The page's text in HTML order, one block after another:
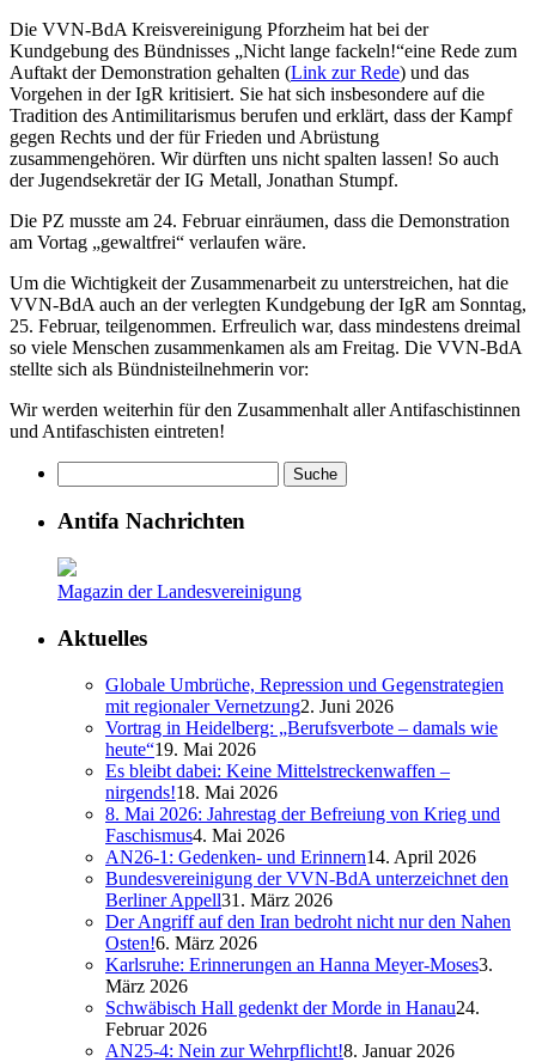
Die VVN-BdA Kreisvereinigung Pforzheim hat bei der
Kundgebung des Bündnisses „Nicht lange fackeln!“eine Rede zum
Auftakt der Demonstration gehalten (Link zur Rede) und das
Vorgehen in der IgR kritisiert. Sie hat sich insbesondere auf die
Tradition des Antimilitarismus berufen und erklärt, dass der Kampf
gegen Rechts und der für Frieden und Abrüstung
zusammengehören. Wir dürften uns nicht spalten lassen! So auch
der Jugendsekretär der IG Metall, Jonathan Stumpf.
Die PZ musste am 24. Februar einräumen, dass die Demonstration
am Vortag „gewaltfrei“ verlaufen wäre.
Um die Wichtigkeit der Zusammenarbeit zu unterstreichen, hat die
VVN-BdA auch an der verlegten Kundgebung der IgR am Sonntag,
25. Februar, teilgenommen. Erfreulich war, dass mindestens dreimal
so viele Menschen zusammenkamen als am Freitag. Die VVN-BdA
stellte sich als Bündnisteilnehmerin vor:
Wir werden weiterhin für den Zusammenhalt aller Antifaschistinnen
und Antifaschisten eintreten!
Antifa Nachrichten
Magazin der Landesvereinigung
Aktuelles
Globale Umbrüche, Repression und Gegenstrategien
mit regionaler Vernetzung2. Juni 2026
Vortrag in Heidelberg: „Berufsverbote – damals wie
heute“19. Mai 2026
Es bleibt dabei: Keine Mittelstreckenwaffen –
nirgends!18. Mai 2026
8. Mai 2026: Jahrestag der Befreiung von Krieg und
Faschismus4. Mai 2026
AN26-1: Gedenken- und Erinnern14. April 2026
Bundesvereinigung der VVN-BdA unterzeichnet den
Berliner Appell31. März 2026
Der Angriff auf den Iran bedroht nicht nur den Nahen
Osten!6. März 2026
Karlsruhe: Erinnerungen an Hanna Meyer-Moses3.
März 2026
Schwäbisch Hall gedenkt der Morde in Hanau24.
Februar 2026
AN25-4: Nein zur Wehrpflicht!8. Januar 2026